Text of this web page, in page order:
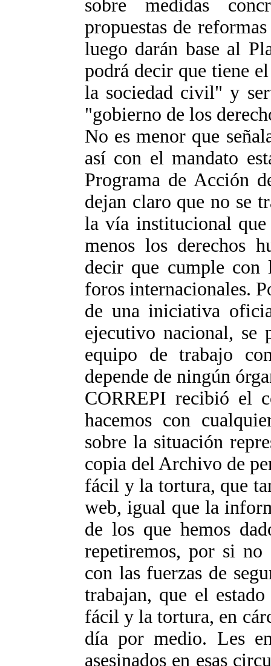
sobre medidas
propuestas de
luego darán base al
podrá decir que tiene
la sociedad civil" y
"gobierno de los
No es menor que
así con el mandato
Programa de Acción
dejan claro que no se
la vía institucional
menos los derechos
decir que cumple con
foros internacionales.
de una iniciativa
ejecutivo nacional, se
equipo de trabajo
depende de ningún
CORREPI recibió el
hacemos con
sobre la situación
copia del Archivo de
fácil y la tortura, que
web, igual que la
de los que hemos
repetiremos, por si
con las fuerzas de
trabajan, que el
fácil y la tortura, en
día por medio. Les
asesinados en esas